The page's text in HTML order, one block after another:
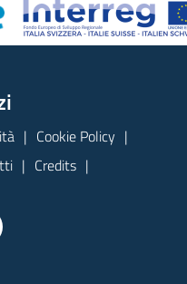
Cookie Policy
Credits